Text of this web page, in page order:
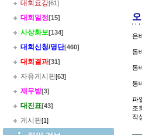
대회요강[61]
대회일정[15]
사상화보[134]
대회신청/명단[460]
대회결과[31]
자유게시판[63]
재무방[3]
대진표[43]
게시판[1]
은
동
동
동
파
조
작